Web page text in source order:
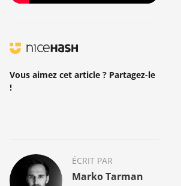
Vous aimez cet article ? Partagez-le
!
ÉCRIT PAR
Marko Tarman